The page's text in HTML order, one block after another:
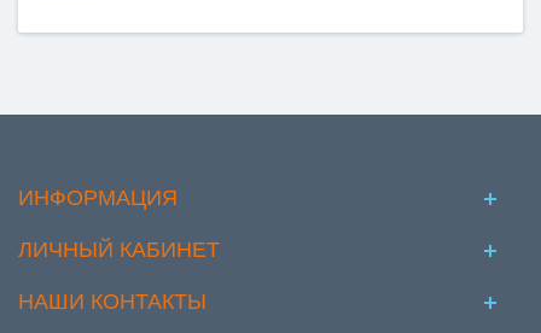
ИНФОРМАЦИЯ
ЛИЧНЫЙ КАБИНЕТ
НАШИ КОНТАКТЫ